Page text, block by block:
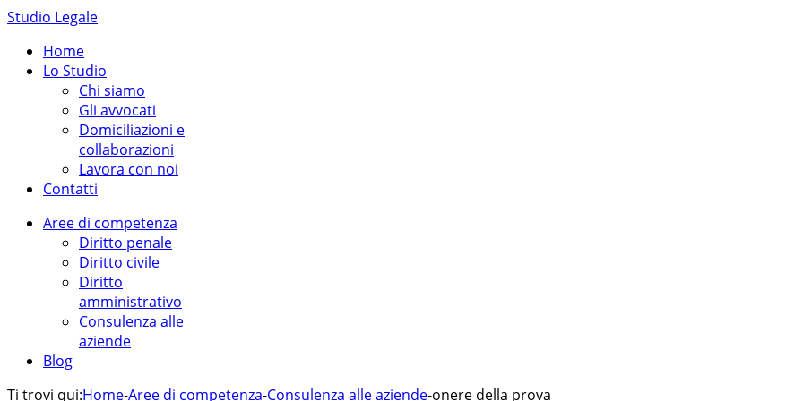
Studio Legale
Home
Lo Studio
Chi siamo
Gli avvocati
Domiciliazioni e
collaborazioni
Lavora con noi
Contatti
Aree di competenza
Diritto penale
Diritto civile
Diritto
amministrativo
Consulenza alle
aziende
Blog
Ti trovi qui:Home-Aree di competenza-Consulenza alle aziende-onere della prova